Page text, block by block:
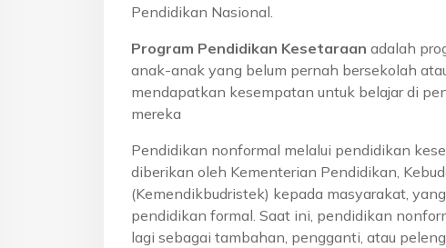
Pendidikan Nasional.
Program Pendidikan Kesetaraan adalah
anak-anak yang belum pernah bersekolah
mendapatkan kesempatan untuk belajar di
mereka
Pendidikan nonformal melalui pendidikan
diberikan oleh Kementerian Pendidikan,
(Kemendikbudristek) kepada masyarakat,
pendidikan formal. Saat ini, pendidikan
lagi sebagai tambahan, pengganti, atau